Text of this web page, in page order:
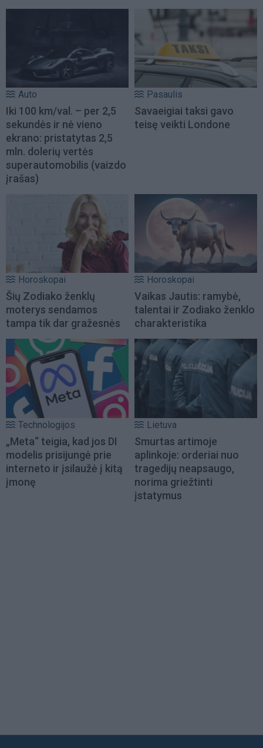
Auto
Iki 100 km/val. – per 2,5
sekundės ir nė vieno
ekrano: pristatytas 2,5
mln. dolerių vertės
superautomobilis (vaizdo
įrašas)
Pasaulis
Savaeigiai taksi gavo
teisę veikti Londone
Horoskopai
Šių Zodiako ženklų
moterys sendamos
tampa tik dar gražesnės
Horoskopai
Vaikas Jautis: ramybė,
talentai ir Zodiako ženklo
charakteristika
Technologijos
„Meta“ teigia, kad jos DI
modelis prisijungė prie
interneto ir įsilaužė į kitą
įmonę
Lietuva
Smurtas artimoje
aplinkoje: orderiai nuo
tragedijų neapsaugo,
norima griežtinti
įstatymus